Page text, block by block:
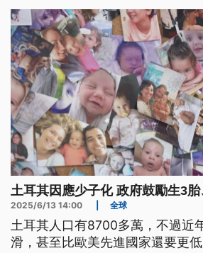
藉由治療來幫助懷孕。
土耳其因應少子化 政府鼓勵生3
2025/6/13 14:00 全球
土耳其人口有8700多萬，不過近
滑，甚至比歐美先進國家還要更